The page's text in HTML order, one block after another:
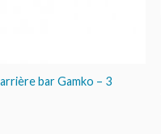
bar Gamko – 3